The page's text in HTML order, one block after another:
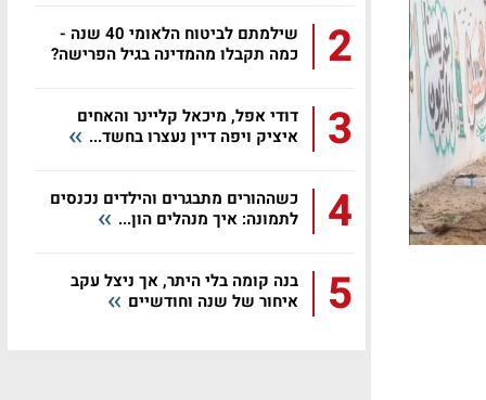
2
שילמתם לביטוח הלאומי 40 שנה -
כמה תקבלו מהמדינה בגיל הפרישה?
3
דודי אפל, מיכאל קליינר והאחים
איציק ויפה דיין נעצרו בחשד...
4
כשההורים מתבגרים והילדים נכנסים
לתמונה: איך מנהלים הון...
5
בנה קומה בלי היתר, אך ניצל עקב
איחור של שנה וחודשיים